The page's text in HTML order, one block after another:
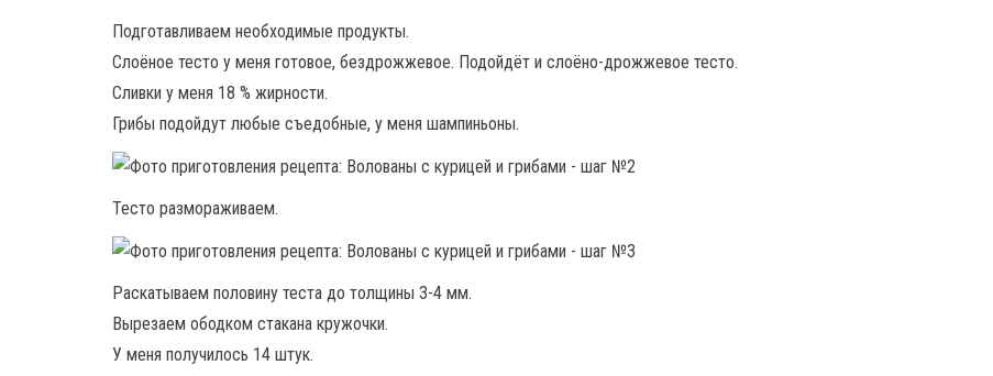
Подготавливаем необходимые продукты.
Слоёное тесто у меня готовое, бездрожжевое. Подойдёт и слоёно-дрожжевое тесто.
Сливки у меня 18 % жирности.
Грибы подойдут любые съедобные, у меня шампиньоны.
Тесто размораживаем.
Раскатываем половину теста до толщины 3-4 мм.
Вырезаем ободком стакана кружочки.
У меня получилось 14 штук.